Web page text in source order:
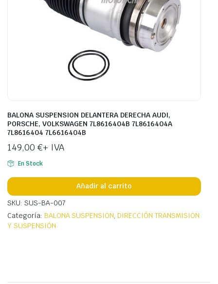
BALONA SUSPENSION DELANTERA DERECHA AUDI,
PORSCHE, VOLKSWAGEN 7L8616404B 7L8616404A
7L8616404 7L6616404B
149,00 €+ IVA
En Stock
Añadir al carrito
SKU: SUS-BA-007
Categoría: BALONA SUSPENSION, DIRECCIÓN TRANSMISION
Y SUSPENSIÓN